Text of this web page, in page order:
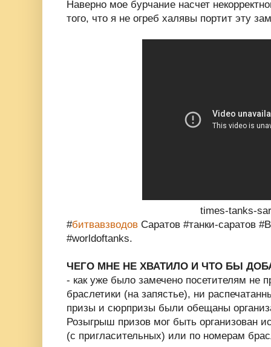
Наверно мое бурчание насчет
того, что я не огреб халявы портит эту
times-tanks-
#битвавзводов Саратов #танки-саратов
#worldoftanks.
ЧЕГО МНЕ НЕ ХВАТИЛО И ЧТО БЫ
- как уже было замечено посетителям не
браслетики (на запястье), ни
призы и сюрпризы были обещаны
Розыгрыш призов мог быть организован
(с пригласительных) или по номерам